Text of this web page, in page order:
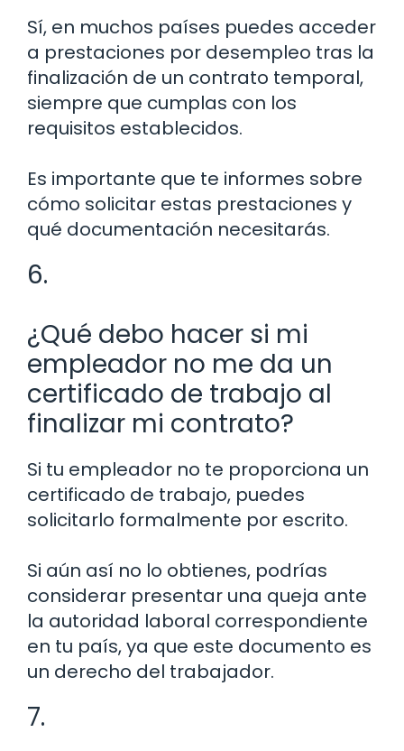
Sí, en muchos países puedes acceder
a prestaciones por desempleo tras la
finalización de un contrato temporal,
siempre que cumplas con los
requisitos establecidos.
Es importante que te informes sobre
cómo solicitar estas prestaciones y
qué documentación necesitarás.
6.
¿Qué debo hacer si mi
empleador no me da un
certificado de trabajo al
finalizar mi contrato?
Si tu empleador no te proporciona un
certificado de trabajo, puedes
solicitarlo formalmente por escrito.
Si aún así no lo obtienes, podrías
considerar presentar una queja ante
la autoridad laboral correspondiente
en tu país, ya que este documento es
un derecho del trabajador.
7.